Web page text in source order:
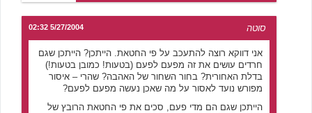
סוטה 5/27/2004 02:32
אני דווקא רוצה להתעכב על פי החטאת. הייתכן? הייתכן שגם
חרדים עושים את זה מפעם לפעם (בטעות! כמובן בטעות!)
בדלת האחורית? בחור השחור של האהבה? שהרי – איסור
מפורש נועד לאסור על מה שאכן נעשה מפעם לפעם?
הייתכן שגם הם מדי פעם, סכים את פי החטאת הרובץ של